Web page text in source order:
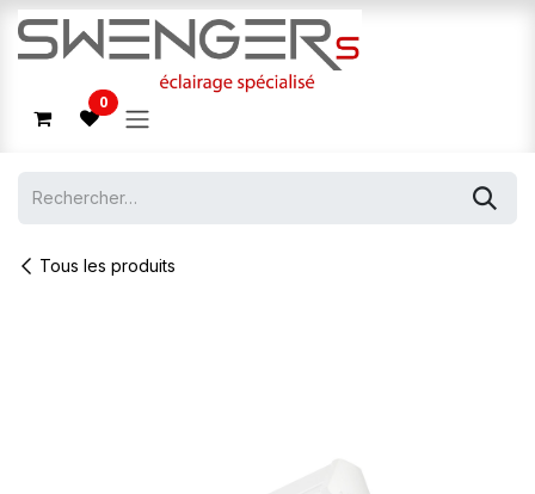
Se rendre au contenu
0
Tous les produits